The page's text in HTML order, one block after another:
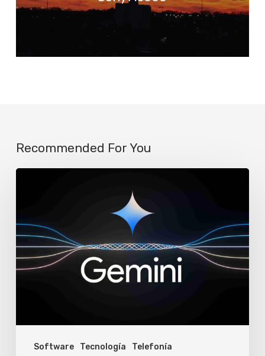
Recommended For You
Software Tecnología Telefonía
Assistant
Gemini
celulares
Android